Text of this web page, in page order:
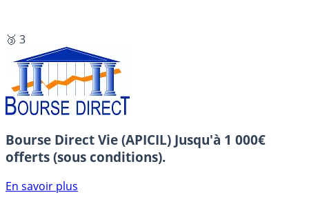
🥉 3
Bourse Direct Vie (APICIL) Jusqu'à 1 000€
offerts (sous conditions).
En savoir plus